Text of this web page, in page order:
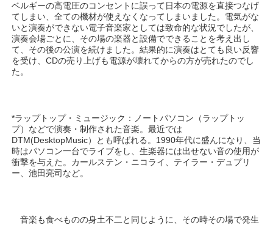
ベルギーの高電圧のコンセントに誤って日本の電源を直接つなげ
てしまい、全ての機材が使えなくなってしまいました。電気がな
いと演奏ができない電子音楽家としては致命的な状況でしたが、
演奏会場ごとに、その場の楽器と設備でできることを考え出し
て、その後の公演を続けました。結果的に演奏はとても良い反響
を受け、CDの売り上げも電源が壊れてからの方が売れたのでし
た。
*ラップトップ・ミュージック：ノートパソコン（ラップトッ
プ）などで演奏・制作された音楽。最近では
DTM(DesktopMusic）とも呼ばれる。1990年代に盛んになり、当
時はパソコン一台でライブをし、生楽器には出せない音の使用が
衝撃を与えた。カールステン・ニコライ、テイラー・デュプリ
ー、池田亮司など。
音楽も食べものの身土不二と同じように、その時その場で発生